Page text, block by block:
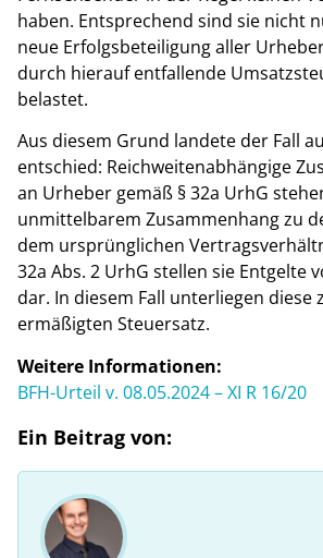
haben. Entsprechend sind sie nicht
neue Erfolgsbeteiligung aller
durch hierauf entfallende
belastet.
Aus diesem Grund landete der Fall
entschied: Reichweitenabhängige
an Urheber gemäß § 32a UrhG
unmittelbarem Zusammenhang zu
dem ursprünglichen
32a Abs. 2 UrhG stellen sie Entgelte
dar. In diesem Fall unterliegen diese
ermäßigten Steuersatz.
Weitere Informationen:
BFH-Urteil v. 08.05.2024 – XI R 16/20
Ein Beitrag von: